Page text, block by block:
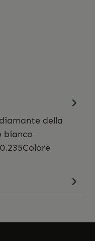
della
bianco